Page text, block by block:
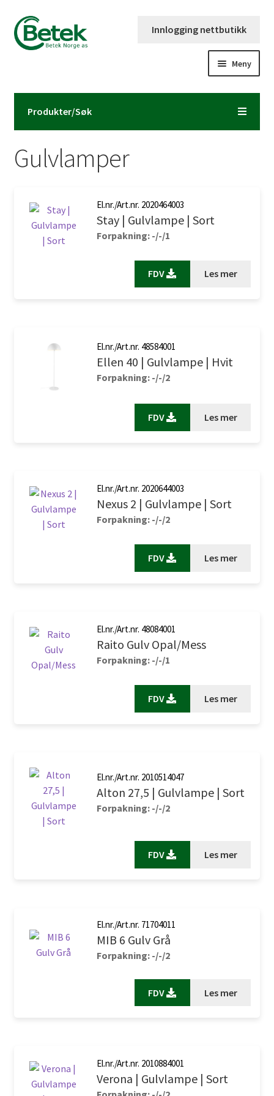
Hopp
til
navigasjon
Hopp
til
innhold
Innlogging nettbutikk
Meny
Forsiden
Kontaktinformasjon
Volumpriser
Gulvlamper
El.nr./Art.nr. 2020464003
Stay | Gulvlampe | Sort
Forpakning: -/-/1
FDV Les mer
El.nr./Art.nr. 48584001
Ellen 40 | Gulvlampe | Hvit
Forpakning: -/-/2
FDV Les mer
El.nr./Art.nr. 2020644003
Nexus 2 | Gulvlampe | Sort
Forpakning: -/-/2
FDV Les mer
El.nr./Art.nr. 48084001
Raito Gulv Opal/Mess
Forpakning: -/-/1
FDV Les mer
El.nr./Art.nr. 2010514047
Alton 27,5 | Gulvlampe | Sort
Forpakning: -/-/2
FDV Les mer
El.nr./Art.nr. 71704011
MIB 6 Gulv Grå
Forpakning: -/-/2
FDV Les mer
El.nr./Art.nr. 2010884001
Verona | Gulvlampe | Sort
Produkter/Søk